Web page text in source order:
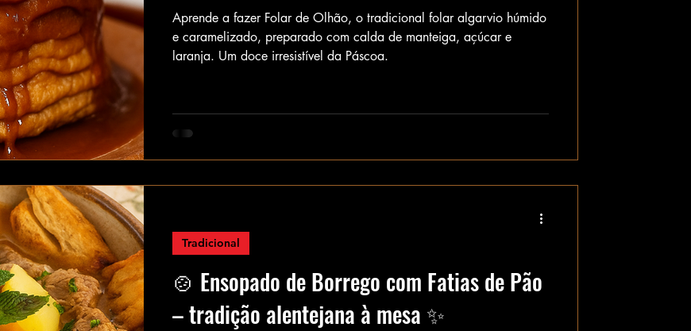
Aprende a fazer Folar de Olhão, o tradicional folar algarvio húmido
e caramelizado, preparado com calda de manteiga, açúcar e
laranja. Um doce irresistível da Páscoa.
🍲 Ensopado de Borrego com Fatias de Pão
– tradição alentejana à mesa ✨
Tradicional